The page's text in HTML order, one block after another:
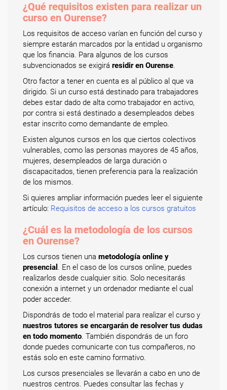
¿Qué requisitos existen para realizar un
curso en Ourense?
Los requisitos de acceso varían en función del curso y
siempre estarán marcados por la entidad u organismo
que los financia. Para algunos de los cursos
subvencionados se exigirá residir en Ourense.
Otro factor a tener en cuenta es al público al que va
dirigido. Si un curso está destinado para trabajadores
debes estar dado de alta como trabajador en activo,
por contra si está destinado a desempleados debes
estar inscrito como demandante de empleo.
Existen algunos cursos en los que ciertos colectivos
vulnerables, como las personas mayores de 45 años,
mujeres, desempleados de larga duración o
discapacitados, tienen preferencia para la realización
de los mismos.
Si quieres ampliar información puedes leer el siguiente
artículo: Requisitos de acceso a los cursos gratuitos
¿Cuál es la metodología de los cursos
en Ourense?
Los cursos tienen una metodología online y
presencial . En el caso de los cursos online, puedes
realizarlos desde cualquier sitio. Solo necesitarás
conexión a internet y un ordenador mediante el cual
poder acceder.
Dispondrás de todo el material para realizar el curso y
nuestros tutores se encargarán de resolver tus dudas
en todo momento. También dispondrás de un foro
donde puedes comunicarte con tus compañeros, no
estás solo en este camino formativo.
Los cursos presenciales se llevarán a cabo en uno de
nuestros centros. Puedes consultar las fechas y